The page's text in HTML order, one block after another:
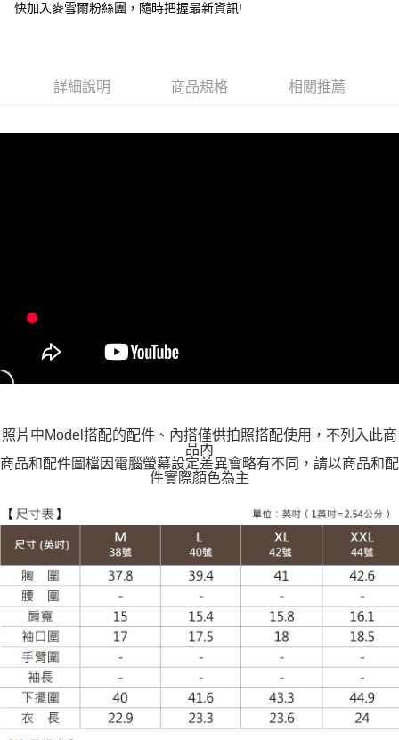
全家取貨付款
每筆NT$100，滿NT$599(含以上)免運費
每筆NT$100，滿NT$988(含以上)免運費
大嘴鳥宅配通
每筆NT$120
快加入麥雪爾粉絲團，隨時把握最新資訊!
詳細說明 商品規格 相關推薦
照片中Model搭配的配件、內搭僅供拍照搭配使用，不列入此商
品內
商品和配件圖檔因電腦螢幕設定差異會略有不同，請以商品和配
件實際顏色為主